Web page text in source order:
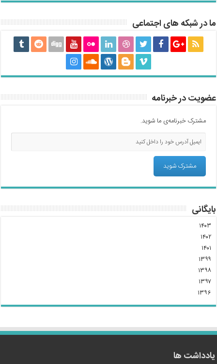
ما در شبکه های اجتماعی
عضویت در خبرنامه
مشترک خبرنامه‌ی ما شوید.
بایگانی
۱۴۰۳
۱۴۰۲
۱۴۰۱
۱۳۹۹
۱۳۹۸
۱۳۹۷
۱۳۹۶
یادداشت ها